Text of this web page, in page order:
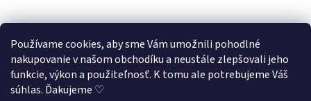
Používame cookies, aby sme Vám umožnili pohodlné
nakupovanie v našom obchodíku a neustále zlepšovali jeho
funkcie, výkon a použiteľnosť. K tomu ale potrebujeme Váš
súhlas. Ďakujeme ♡
Sledovať na Instagrame